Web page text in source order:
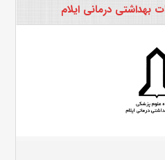
بهداشتی درمانی ایلام